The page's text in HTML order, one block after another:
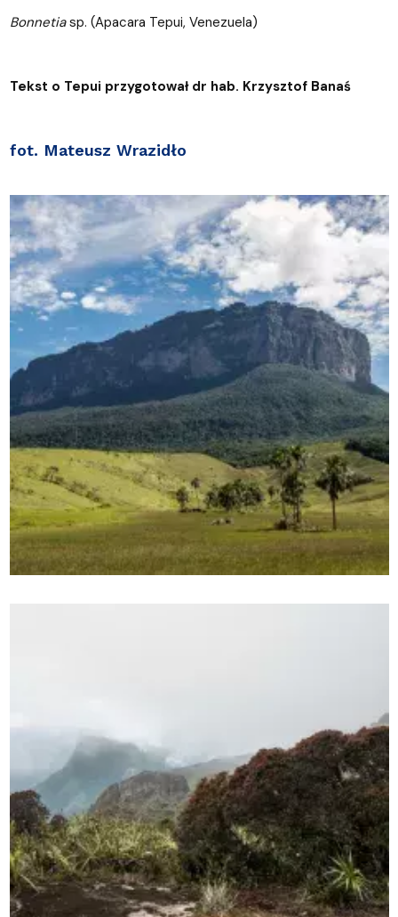
Bonnetiasp. (Apacara Tepui, Venezuela)
Tekst o Tepui przygotował dr hab. Krzysztof Banaś
fot. Mateusz Wrazidło